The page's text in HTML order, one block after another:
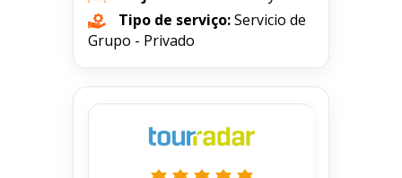
Tipo de serviço:Servicio de
Grupo - Privado